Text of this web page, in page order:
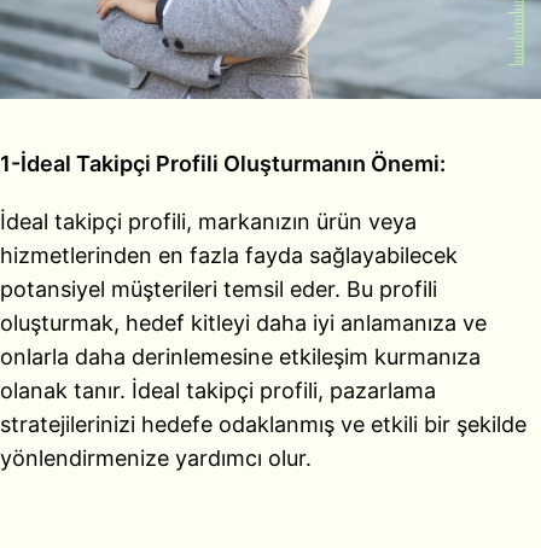
1-İdeal Takipçi Profili Oluşturmanın Önemi:
İdeal takipçi profili, markanızın ürün veya
hizmetlerinden en fazla fayda sağlayabilecek
potansiyel müşterileri temsil eder. Bu profili
oluşturmak, hedef kitleyi daha iyi anlamanıza ve
onlarla daha derinlemesine etkileşim kurmanıza
olanak tanır. İdeal takipçi profili, pazarlama
stratejilerinizi hedefe odaklanmış ve etkili bir şekilde
yönlendirmenize yardımcı olur.